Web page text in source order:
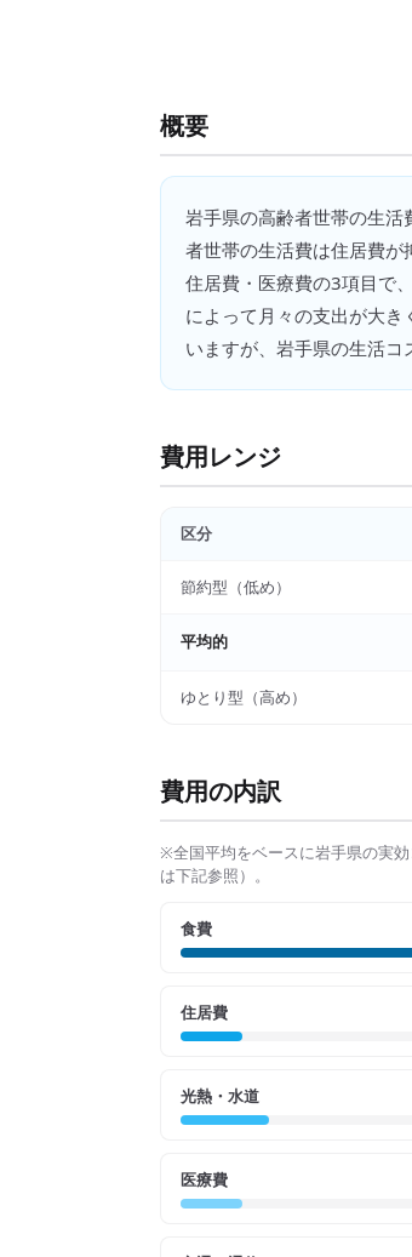
概要
岩手県の高齢者世帯の生活
者世帯の生活費は住居費が
住居費・医療費の3項目で
によって月々の支出が大
いますが、岩手県の生活コ
費用レンジ
区分
節約型（低め）
平均的
ゆとり型（高め）
費用の内訳
※全国平均をベースに岩手県の実
は下記参照）。
食費
住居費
光熱・水道
医療費